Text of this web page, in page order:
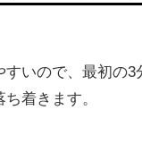
すいので、最初の
着きます。